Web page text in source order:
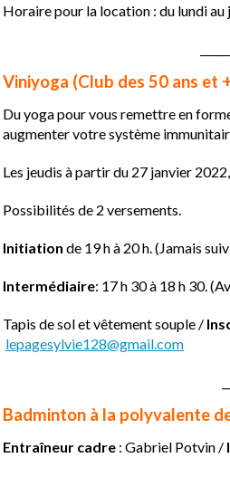
Horaire pour la location : du lundi au
Viniyoga (Club des 50 ans et
Du yoga pour vous remettre en
augmenter votre système
Les jeudis à partir du 27 janvier
Possibilités de 2 versements.
Initiation de 19 h à 20 h. (Jamais
Intermédiaire: 17 h 30 à 18 h 30.
Tapis de sol et vêtement souple /
lepagesylvie128@gmail.com
Badminton à la polyvalente
Entraîneur cadre : Gabriel Potvin /